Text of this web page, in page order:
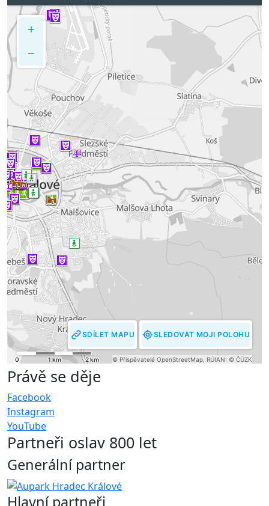
Právě se děje
Facebook
Instagram
YouTube
Partneři oslav 800 let
Generální partner
Hlavní partneři